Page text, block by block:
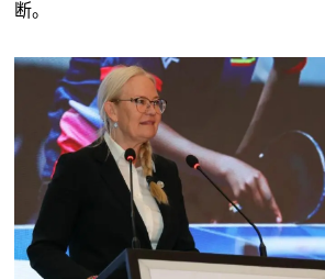
断。